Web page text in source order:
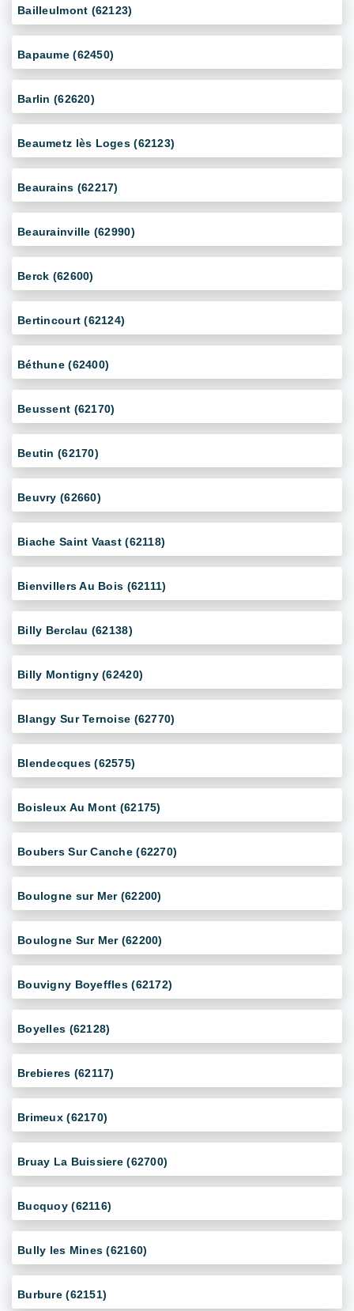
Bailleulmont (62123)
Bapaume (62450)
Barlin (62620)
Beaumetz lès Loges (62123)
Beaurains (62217)
Beaurainville (62990)
Berck (62600)
Bertincourt (62124)
Béthune (62400)
Beussent (62170)
Beutin (62170)
Beuvry (62660)
Biache Saint Vaast (62118)
Bienvillers Au Bois (62111)
Billy Berclau (62138)
Billy Montigny (62420)
Blangy Sur Ternoise (62770)
Blendecques (62575)
Boisleux Au Mont (62175)
Boubers Sur Canche (62270)
Boulogne sur Mer (62200)
Boulogne Sur Mer (62200)
Bouvigny Boyeffles (62172)
Boyelles (62128)
Brebieres (62117)
Brimeux (62170)
Bruay La Buissiere (62700)
Bucquoy (62116)
Bully les Mines (62160)
Burbure (62151)